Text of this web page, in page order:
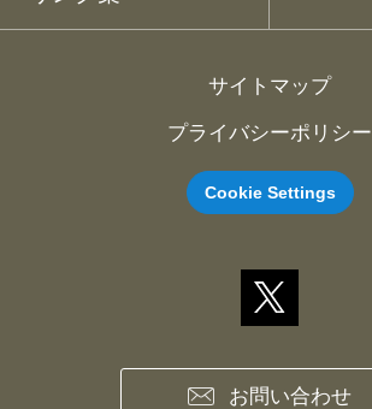
サイトマップ
プライバシーポリシー
Cookie Settings
お問い合わせ